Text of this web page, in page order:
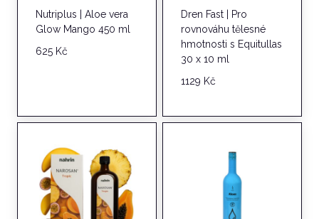
Nutriplus | Aloe vera
Glow Mango 450 ml
625 Kč
Dren Fast | Pro
rovnováhu tělesné
hmotnosti s Equitullas
30 x 10 ml
1129 Kč